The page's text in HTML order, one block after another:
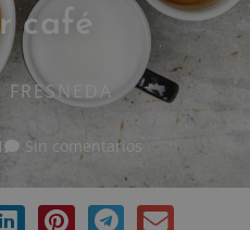
café
FRESNEDA
Sin comentarios